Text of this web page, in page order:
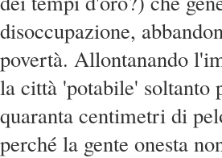
disoccupazione,
povertà. Allontanando
la città 'potabile' soltanto
quaranta centimetri di
perché la gente onesta